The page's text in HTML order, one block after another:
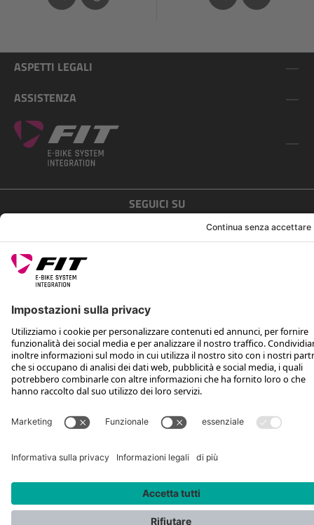
ASPETTI LEGALI
ASSISTENZA
SEGUICI SU
Rotax Bike Technology AG © 2025